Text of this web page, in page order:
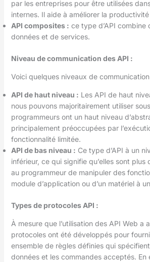
par les entreprises pour être utilisées
internes. Il aide à améliorer la
API composites : ce type d’API combine
données et de services.
Niveau de communication des API :
Voici quelques niveaux de communication
API de haut niveau : Les API de haut
nous pouvons majoritairement utiliser
programmeurs ont un haut niveau
principalement préoccupées par
fonctionnalité limitée.
API de bas niveau : Ce type d’API à un
inférieur, ce qui signifie qu’elles sont plus
au programmeur de manipuler des
module d’application ou d’un matériel à
Types de protocoles API :
À mesure que l’utilisation des API Web a
protocoles ont été développés pour
ensemble de règles définies qui
données et les commandes acceptés. En